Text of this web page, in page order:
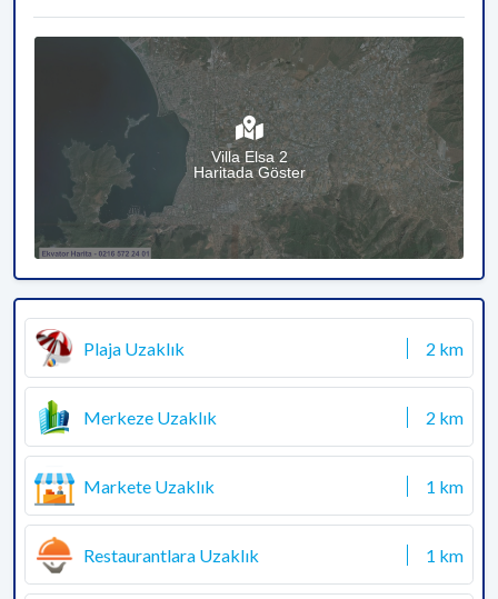
Villa Elsa 2
Haritada Göster
Plaja Uzaklık 2 km
Merkeze Uzaklık 2 km
Markete Uzaklık 1 km
Restaurantlara Uzaklık 1 km